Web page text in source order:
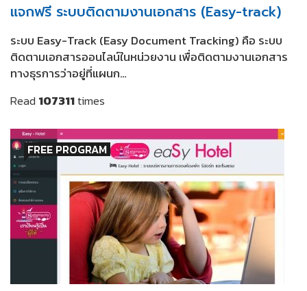
แจกฟรี ระบบติดตามงานเอกสาร (Easy-track)
ระบบ Easy-Track (Easy Document Tracking) คือ ระบบ
ติดตามเอกสารออนไลน์ในหน่วยงาน เพื่อติดตามงานเอกสาร
ทางธุรการว่าอยู่ที่แผนก…
Read 107311times
FREE PROGRAM